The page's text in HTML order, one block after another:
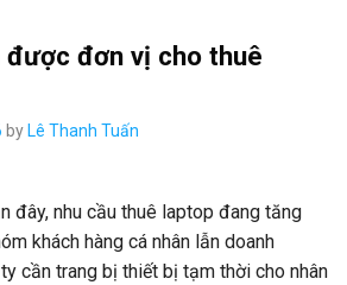
được đơn vị cho thuê
by Lê Thanh Tuấn
đây, nhu cầu thuê laptop đang tăng
khách hàng cá nhân lẫn doanh
cần trang bị thiết bị tạm thời cho nhân